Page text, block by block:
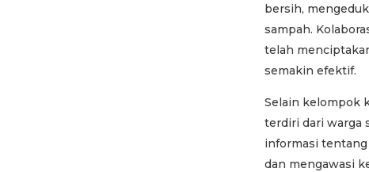
bersih,
sampah.
telah
semakin efektif.
Selain kelompok
terdiri dari warga
informasi
dan mengawasi